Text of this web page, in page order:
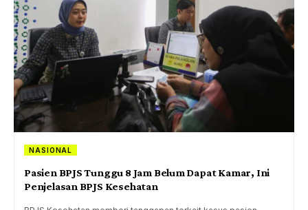
NASIONAL
Pasien BPJS Tunggu 8 Jam Belum Dapat Kamar, Ini
Penjelasan BPJS Kesehatan